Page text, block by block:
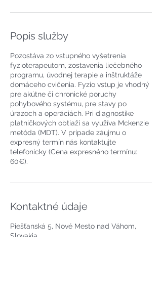
Popis služby
Pozostáva zo vstupného vyšetrenia
fyzioterapeutom, zostavenia liečebného
programu, úvodnej terapie a inštruktáže
domáceho cvičenia. Fyzio vstup je vhodný
pre akútne či chronické poruchy
pohybového systému, pre stavy po
úrazoch a operáciách. Pri diagnostike
platničkových obtiaží sa využíva Mckenzie
metóda (MDT). V prípade záujmu o
expresný termín nás kontaktujte
telefonicky (Cena expresného termínu:
60€).
Kontaktné údaje
Piešťanská 5, Nové Mesto nad Váhom,
Slovakia